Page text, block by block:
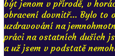
být jenom v přírodě, v
obracení dovnitř... Bylo to
uzdravování na
práci na ostatních duších
a už jsem v podstatě